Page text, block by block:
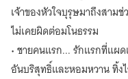
เจ้าของหัวใจบุรุษมาถึงสาม
ไม่เคยผิดต่อมโนธรรม
• ชายคนแรก... รักแรกที่แผ
อันบริสุทธิ์และหอมหวาน ทิ้ง